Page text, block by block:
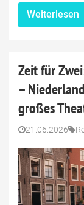
Weiterlesen
Zeit für
–
großes
21.06.2026